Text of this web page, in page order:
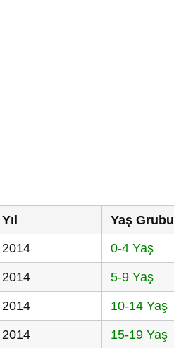
Yıl Yaş Grubu
2014
0-4 Yaş
2014 5-9 Yaş
2014 10-14 Yaş
2014 15-19 Yaş